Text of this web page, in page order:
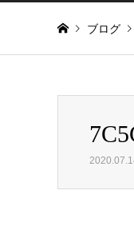
ブログ
7C5C7D7A-